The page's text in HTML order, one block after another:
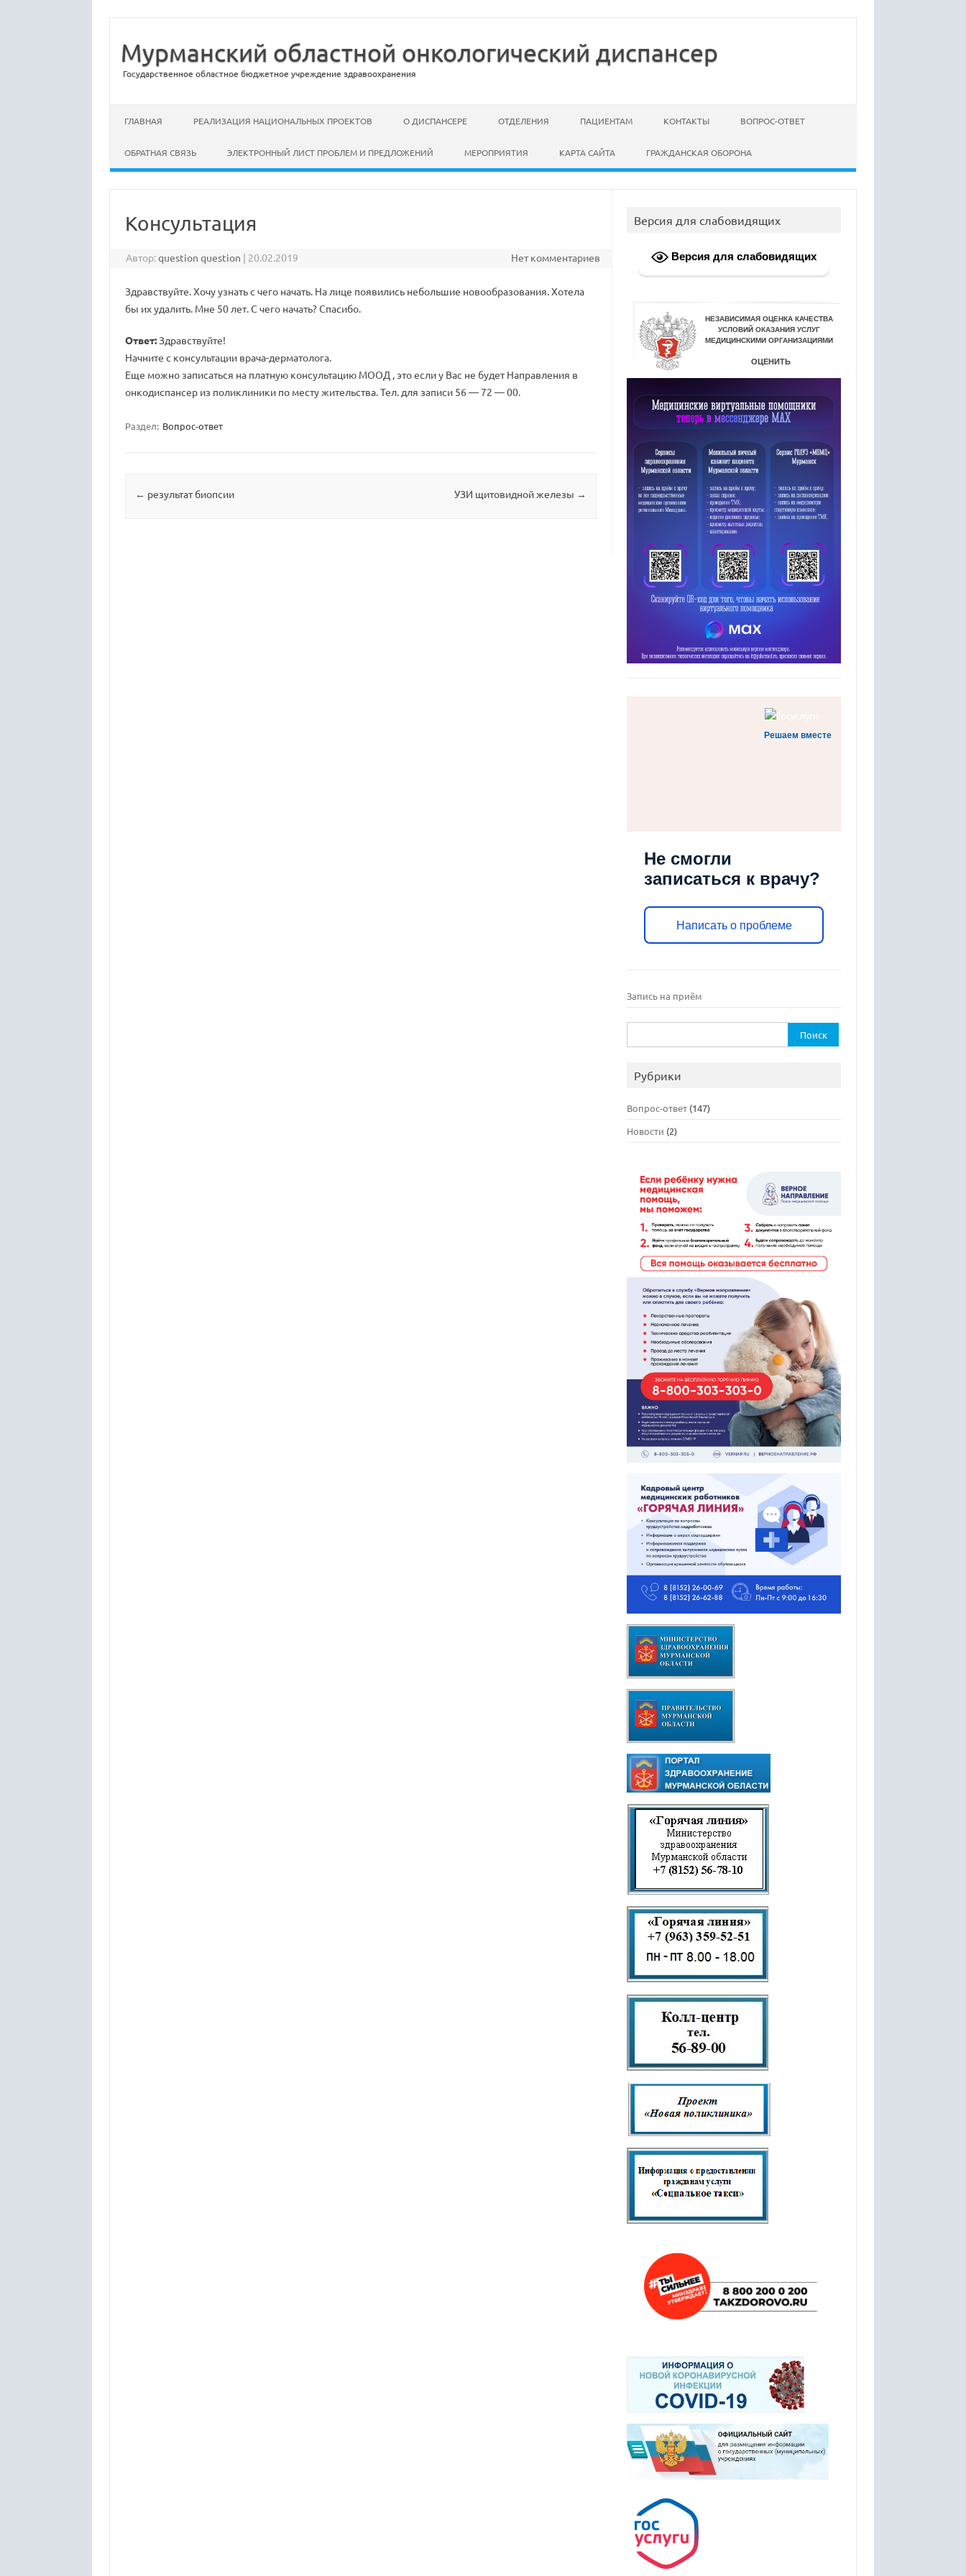
Мурманский областной онкологический диспансер
Государственное областное бюджетное учреждение здравоохранения
ГЛАВНАЯ РЕАЛИЗАЦИЯ НАЦИОНАЛЬНЫХ ПРОЕКТОВ О ДИСПАНСЕРЕ ОТДЕЛЕНИЯ ПАЦИЕНТАМ КОНТАКТЫ ВОПРОС-ОТВЕТ
ОБРАТНАЯ СВЯЗЬ ЭЛЕКТРОННЫЙ ЛИСТ ПРОБЛЕМ И ПРЕДЛОЖЕНИЙ МЕРОПРИЯТИЯ КАРТА САЙТА ГРАЖДАНСКАЯ ОБОРОНА
Консультация
Автор:question question | 20.02.2019 Нет комментариев
Здравствуйте. Хочу узнать с чего начать. На лице появились небольшие новообразования. Хотела
бы их удалить. Мне 50 лет. С чего начать? Спасибо.
Ответ:Здравствуйте!
Начните с консультации врача-дерматолога.
Еще можно записаться на платную консультацию МООД , это если у Вас не будет Направления в
онкодиспансер из поликлиники по месту жительства. Тел. для записи 56 — 72 — 00.
Раздел: Вопрос-ответ
Навигация по записям
← результат биопсии УЗИ щитовидной железы →
Версия для слабовидящих
Версия для слабовидящих
Решаем вместе
Не смогли
записаться к врачу?
Написать о проблеме
Запись на приём
Рубрики
Вопрос-ответ (147)
Новости (2)